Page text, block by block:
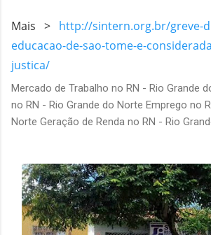
Mais > http://sintern.org.br/greve-
educacao-de-sao-tome-e-
justica/
Mercado de Trabalho no RN - Rio Grande
no RN - Rio Grande do Norte Emprego no
Norte Geração de Renda no RN - Rio